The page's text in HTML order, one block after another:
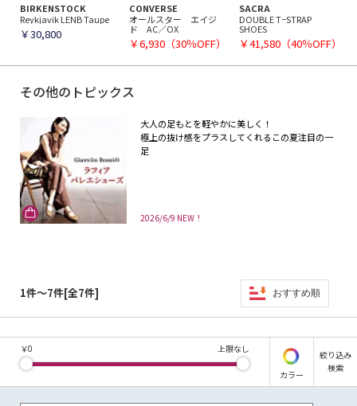
BIRKENSTOCK
Reykjavik LENB Taupe
￥30,800
CONVERSE
オールスター エイジ
ド AC／OX
￥6,930（30％OFF）
SACRA
DOUBLE T−STRAP
SHOES
￥41,580（40％OFF）
その他のトピックス
2026/6/9 NEW！
大人の足もとを軽やかに美しく！
極上の抜け感をプラスしてくれるこの夏注目の一
足
1件～7件[全7件] おすすめ順
￥0 上限なし
カラー
絞り込み
検索